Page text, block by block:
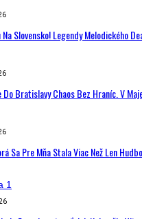
Na Slovensko! Legendy Melodického
Do Bratislavy Chaos Bez Hraníc. V
Sa Pre Mňa Stala Viac Než Len